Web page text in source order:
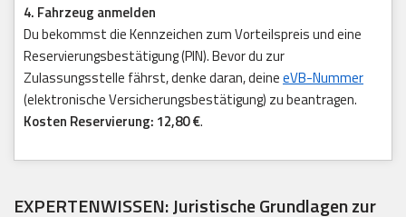
4. Fahrzeug anmelden
Du bekommst die Kennzeichen zum Vorteilspreis und eine
Reservierungsbestätigung (PIN). Bevor du zur
Zulassungsstelle fährst, denke daran, deineeVB-Nummer
(elektronische Versicherungsbestätigung) zu beantragen.
Kosten Reservierung: 12,80 €.
EXPERTENWISSEN: Juristische Grundlagen zur